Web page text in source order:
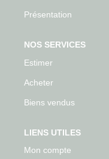
Présentation
NOS SERVICES
Estimer
Acheter
Biens vendus
LIENS UTILES
Mon compte